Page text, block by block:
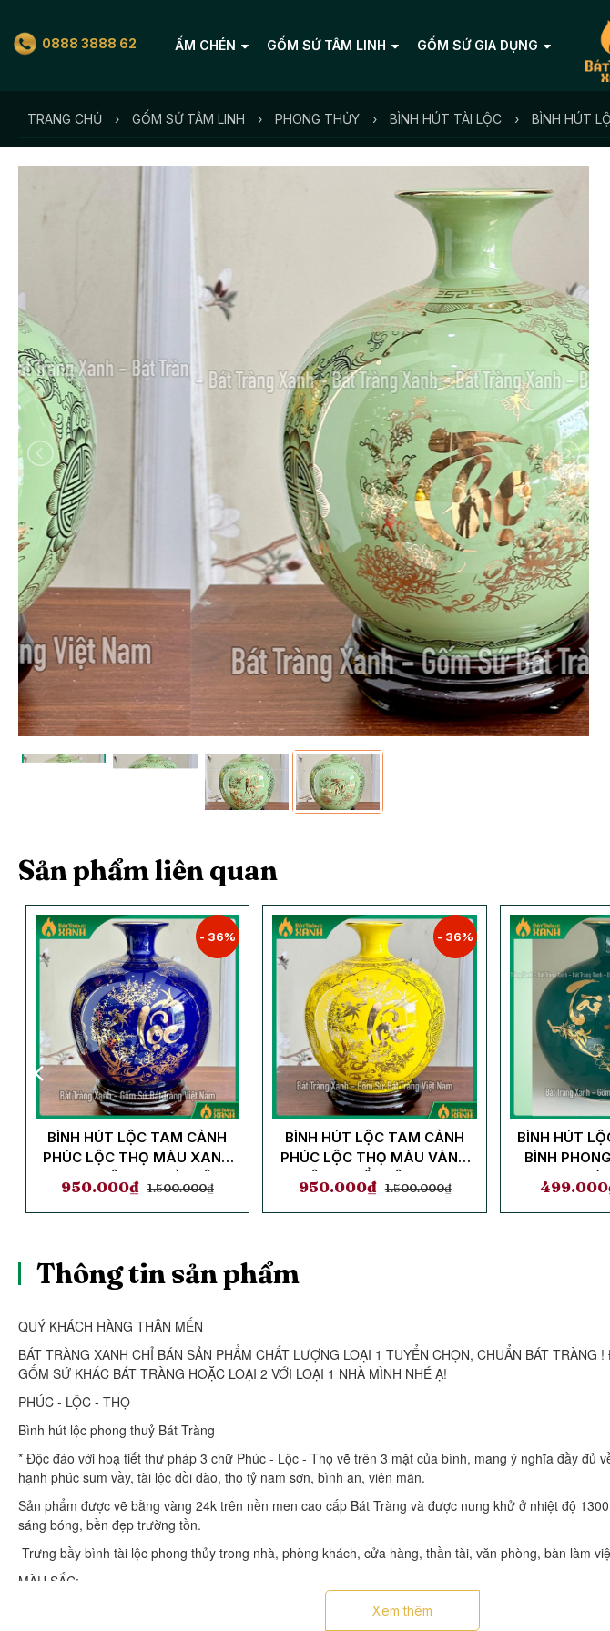
0888 3888 62 ẤM CHÉN GỐM SỨ TÂM LINH GỐM SỨ GIA DỤNG
TRANG CHỦ › GỐM SỨ TÂM LINH › PHONG THỦY › BÌNH HÚT TÀI LỘC › BÌNH HÚT
Sản phẩm liên quan
- 36%
BÌNH HÚT LỘC TAM CẢNH
PHÚC LỘC THỌ MÀU XANH
COBAN MỆNH THUỶ, MỆNH
MỘC
950.000₫ 1.500.000₫
- 36%
BÌNH HÚT LỘC TAM CẢNH
PHÚC LỘC THỌ MÀU VÀNG
MỆNH THỔ, MỆNH KIM
950.000₫ 1.500.000₫
BÌNH HÚT
BÌNH
DANH TÀI
499.000
Thông tin sản phẩm
QUÝ KHÁCH HÀNG THÂN MẾN
BÁT TRÀNG XANH CHỈ BÁN SẢN PHẨM CHẤT LƯỢNG LOẠI 1 TUYỂN CHỌN, CHUẨN BÁT TRÀNG
GỐM SỨ KHÁC BÁT TRÀNG HOẶC LOẠI 2 VỚI LOẠI 1 NHÀ MÌNH NHÉ Ạ!
PHÚC - LỘC - THỌ
Bình hút lộc phong thuỷ Bát Tràng
* Độc đáo với hoạ tiết thư pháp 3 chữ Phúc - Lộc - Thọ vẽ trên 3 mặt của bình, mang ý nghĩa đầy đủ
hạnh phúc sum vầy, tài lộc dồi dào, thọ tỷ nam sơn, bình an, viên mãn.
Sản phẩm được vẽ bằng vàng 24k trên nền men cao cấp Bát Tràng và được nung khử ở nhiệt độ
sáng bóng, bền đẹp trường tồn.
-Trưng bầy bình tài lộc phong thủy trong nhà, phòng khách, cửa hàng, thần tài, văn phòng, bàn làm
MÀU SẮC:
Xem thêm